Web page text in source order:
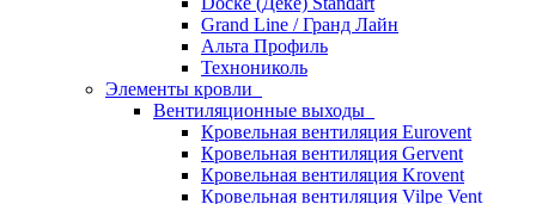
Grand Line / Гранд Лайн
Альта Профиль
Технониколь
Элементы кровли
Вентиляционные выходы
Кровельная вентиляция Eurovent
Кровельная вентиляция Gervent
Кровельная вентиляция Krovent
Кровельная вентиляция Vilpe Vent